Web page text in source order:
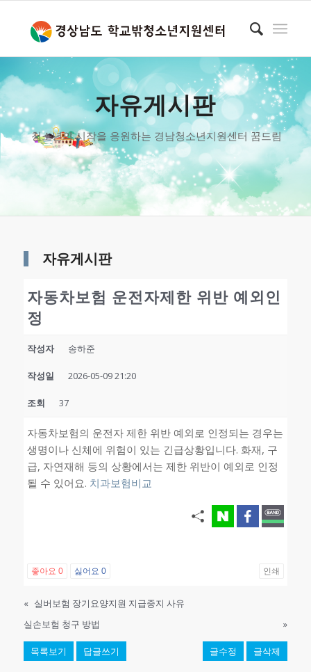
자유게시판
청소년의 시작을 응원하는 경남청소년지원센터 꿈드림
자유게시판
자동차보험 운전자제한 위반 예외인
정
작성자 송하준
작성일 2026-05-09 21:20
조회 37
자동차보험의 운전자 제한 위반 예외로 인정되는 경우는
생명이나 신체에 위험이 있는 긴급상황입니다. 화재, 구
급, 자연재해 등의 상황에서는 제한 위반이 예외로 인정
될 수 있어요. 치과보험비교
좋아요 0 싫어요 0 인쇄
« 실버보험 장기요양지원 지급중지 사유
실손보험 청구 방법
»
목록보기 답글쓰기 글수정 글삭제